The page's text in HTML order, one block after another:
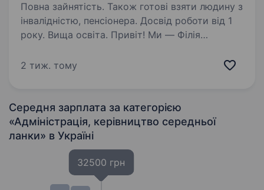
Повна зайнятість. Також готові взяти людину з
інвалідністю, пенсіонера. Досвід роботи від 1
року. Вища освіта. Привіт! Ми — Філія
в Одеській області, і ми шукаємо Провідного
Дністровський. Наша основна мета —…
2 тиж. тому
Середня зарплата за категорією
«Адмiнiстрацiя, керівництво середньої
ланки» в Україні
32500 грн